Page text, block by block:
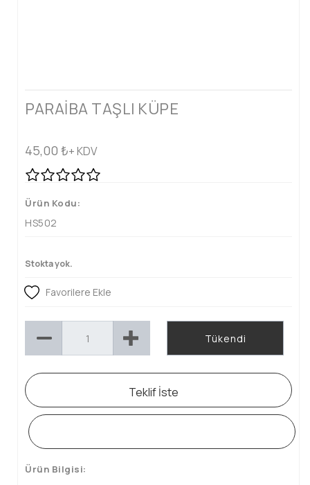
PARAİBA TAŞLI KÜPE
45,00 ₺+ KDV
Ürün Kodu:
HS502
Stokta yok.
Favorilere Ekle
Tükendi
Teklif İste
Ürün Bilgisi: